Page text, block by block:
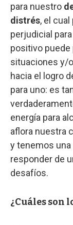
para nuestro
distrés, el
perjudicial
positivo
situaciones y/
hacia el logro
para uno: es
energía para
aflora nuestra
y tenemos
responder de
desafíos.
¿Cuáles son